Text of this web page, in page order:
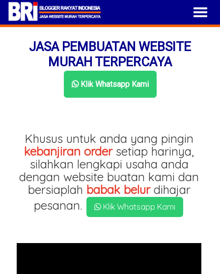
JASA PEMBUATAN WEBSITE
MURAH TERPERCAYA
Klik Whatsapp Kami
Khusus untuk anda yang pingin
kebanjiran ordersetiap harinya,
silahkan lengkapi usaha anda
dengan website buatan kami dan
bersiaplah babak belurdihajar
pesanan.
Klik Whatsapp Kami